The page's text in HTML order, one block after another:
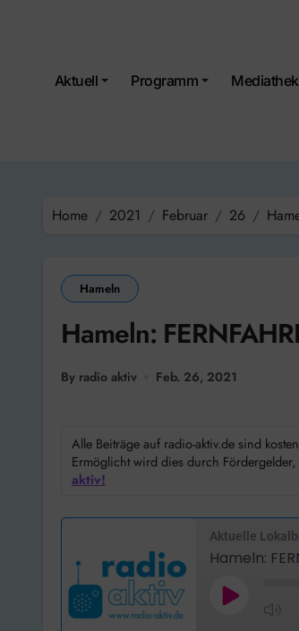
Aktuell Programm Mediathek
Home 2021 Februar 26
Hameln
Hameln:
By radio aktiv Feb. 26, 2021
Alle Beiträge auf radio-aktiv.de sind
Ermöglicht wird dies durch
aktiv!
Aktuelle
Hameln:
Play